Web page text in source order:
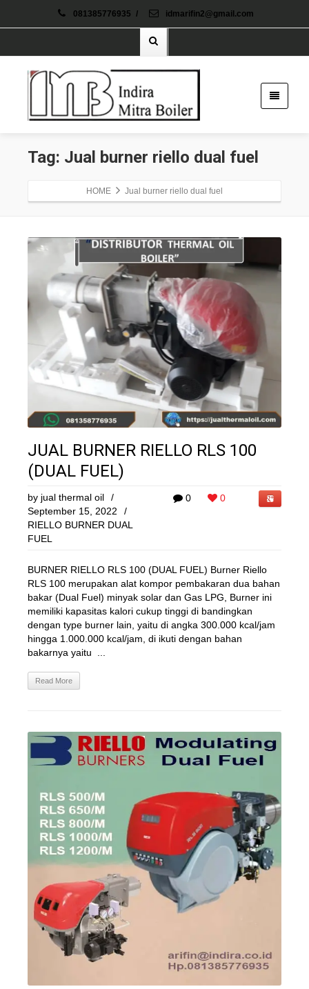
081385776935 / idmarifin2@gmail.com
Tag: Jual burner riello dual fuel
HOME Jual burner riello dual fuel
JUAL BURNER RIELLO RLS 100
(DUAL FUEL)
0 0
by jual thermal oil
/
September 15, 2022
/
RIELLO BURNER DUAL
FUEL
BURNER RIELLO RLS 100 (DUAL FUEL) Burner Riello
RLS 100 merupakan alat kompor pembakaran dua bahan
bakar (Dual Fuel) minyak solar dan Gas LPG, Burner ini
memiliki kapasitas kalori cukup tinggi di bandingkan
dengan type burner lain, yaitu di angka 300.000 kcal/jam
hingga 1.000.000 kcal/jam, di ikuti dengan bahan
bakarnya yaitu ...
Read More